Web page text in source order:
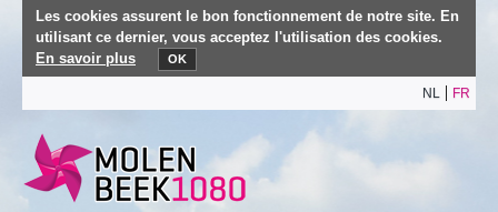
Les cookies assurent le bon fonctionnement de notre site. En
utilisant ce dernier, vous acceptez l'utilisation des cookies.
En savoir plus
OK
NL FR